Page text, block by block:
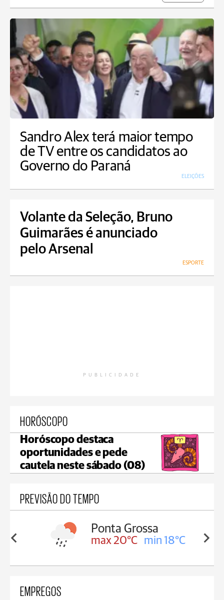
Sandro Alex terá maior tempo
de TV entre os candidatos ao
Governo do Paraná
ELEIÇÕES
Volante da Seleção, Bruno
Guimarães é anunciado
pelo Arsenal
ESPORTE
PUBLICIDADE
HORÓSCOPO
Horóscopo destaca
oportunidades e pede
cautela neste sábado (08)
PREVISÃO DO TEMPO
18°C
Castro
max 21°C min 18°C
EMPREGOS